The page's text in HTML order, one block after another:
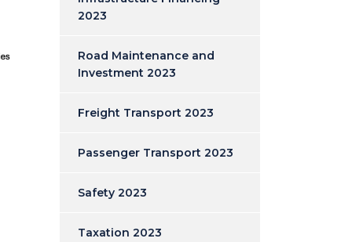
2023
Road Maintenance and
Investment 2023
Freight Transport 2023
Passenger Transport 2023
Safety 2023
Taxation 2023